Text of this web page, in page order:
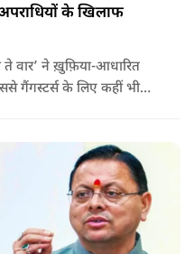
के खिलाफ
ते वार’ ने ख़ुफ़िया-आधारित
गैंगस्टर्स के लिए कहीं भी